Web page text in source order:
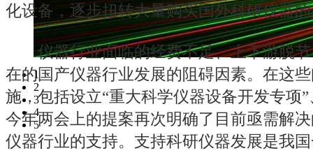
1
2
3
4
5
化设备，逐步扭转大量购买国外科研仪器
仪器行业面临的经费不足、上下游脱节
在的国产仪器行业发展的阻碍因素。在这
施，包括设立“重大科学仪器设备开发专项
今年两会上的提案再次明确了目前亟需解
仪器行业的支持。支持科研仪器发展是我